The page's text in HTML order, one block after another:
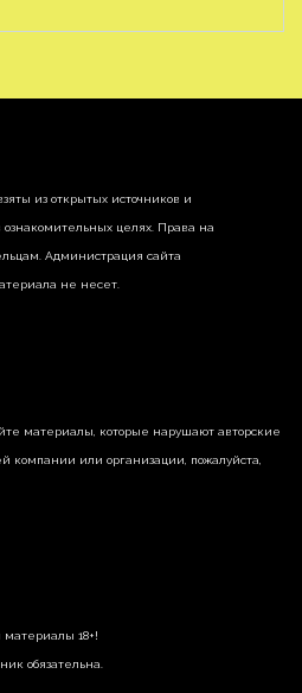
из открытых источников и
ознакомительных целях. Права на
Администрация сайта
не несет.
материалы, которые нарушают авторские
или организации, пожалуйста,
материалы 18+!
обязательна.